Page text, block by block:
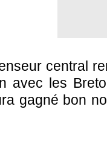
central
avec les
gagné bon